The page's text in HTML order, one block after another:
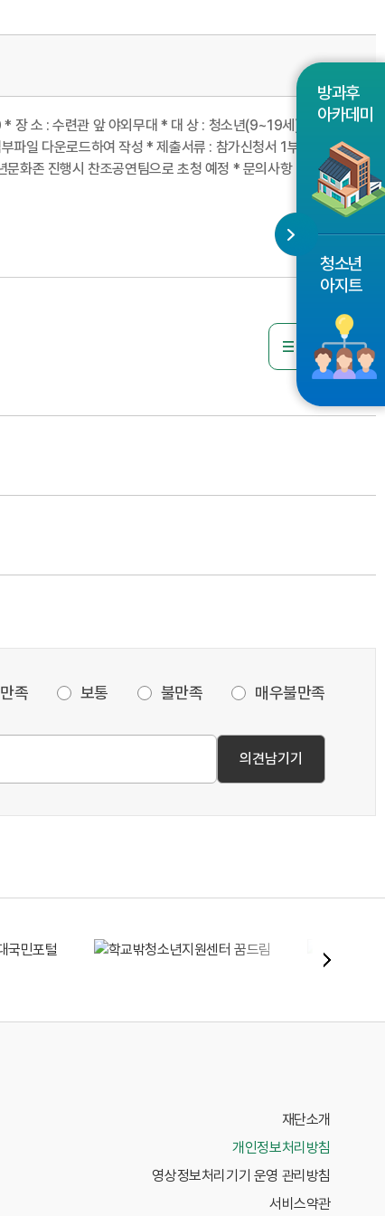
방과후
아카데미
청소년
아지트
소 : 수련관 앞 야외무대 * 대 상 : 청소년(9~19세)으로
일 다운로드하여 작성 * 제출서류 : 참가신청서 1부 *
화존 진행시 찬조공연팀으로 초청 예정 * 문의사항 : ☎
목록으로
만족 보통 불만족 매우불만족
재단소개
개인정보처리방침
영상정보처리기기 운영 관리방침
서비스약관